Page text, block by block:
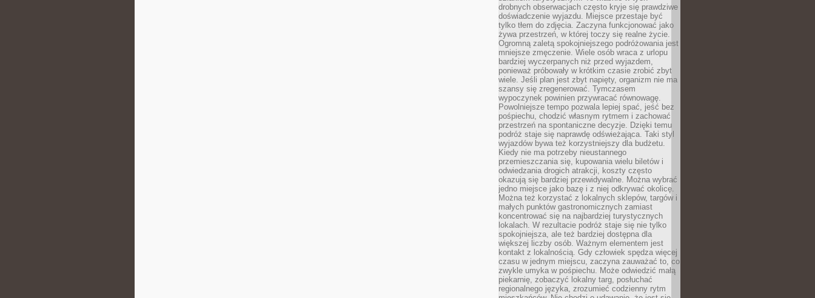
drobnych obserwacjach często kryje się prawdziwe
doświadczenie wyjazdu. Miejsce przestaje być
tylko tłem do zdjęcia. Zaczyna funkcjonować jako
żywa przestrzeń, w której toczy się realne życie.
Ogromną zaletą spokojniejszego podróżowania jest
mniejsze zmęczenie. Wiele osób wraca z urlopu
bardziej wyczerpanych niż przed wyjazdem,
ponieważ próbowały w krótkim czasie zrobić zbyt
wiele. Jeśli plan jest zbyt napięty, organizm nie ma
szansy się zregenerować. Tymczasem
wypoczynek powinien przywracać równowagę.
Powolniejsze tempo pozwala lepiej spać, jeść bez
pośpiechu, chodzić własnym rytmem i zachować
przestrzeń na spontaniczne decyzje. Dzięki temu
podróż staje się naprawdę odświeżająca. Taki styl
wyjazdów bywa też korzystniejszy dla budżetu.
Kiedy nie ma potrzeby nieustannego
przemieszczania się, kupowania wielu biletów i
odwiedzania drogich atrakcji, koszty często
okazują się bardziej przewidywalne. Można wybrać
jedno miejsce jako bazę i z niej odkrywać okolicę.
Można też korzystać z lokalnych sklepów, targów i
małych punktów gastronomicznych zamiast
koncentrować się na najbardziej turystycznych
lokalach. W rezultacie podróż staje się nie tylko
spokojniejsza, ale też bardziej dostępna dla
większej liczby osób. Ważnym elementem jest
kontakt z lokalnością. Gdy człowiek spędza więcej
czasu w jednym miejscu, zaczyna zauważać to, co
zwykle umyka w pośpiechu. Może odwiedzić małą
piekarnię, zobaczyć lokalny targ, posłuchać
regionalnego języka, zrozumieć codzienny rytm